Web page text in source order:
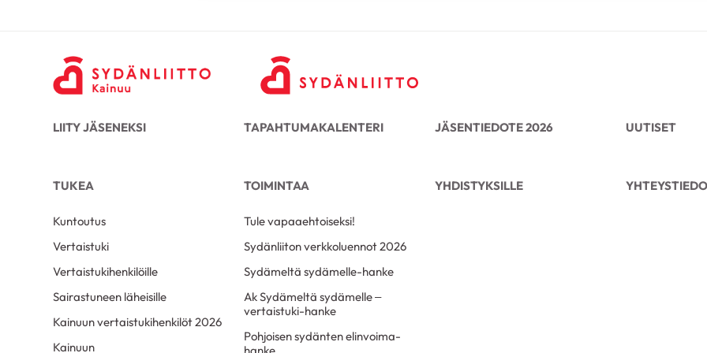
LIITY JÄSENEKSI TAPAHTUMAKALENTERI JÄSENTIEDOTE 2026 UUTISET
TUKEA
Kuntoutus
Vertaistuki
Vertaistukihenkilöille
Sairastuneen läheisille
Kainuun vertaistukihenkilöt 2026
Kainuun
TOIMINTAA
Tule vapaaehtoiseksi!
Sydänliiton verkkoluennot 2026
Sydämeltä sydämelle-hanke
Ak Sydämeltä sydämelle –
vertaistuki-hanke
Pohjoisen sydänten elinvoima-
YHDISTYKSILLE